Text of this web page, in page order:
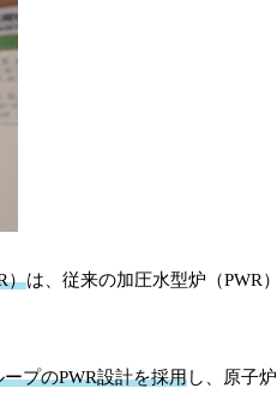
）は、従来の加圧水型炉（PWR）
ープのPWR設計を採用し、原子炉